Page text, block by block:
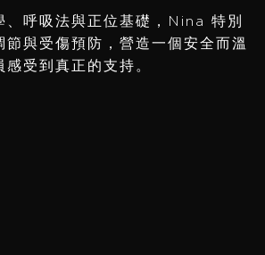
、呼吸法與正位基礎，Nina 特別
節與受傷預防，營造一個安全而溫
受到真正的支持。